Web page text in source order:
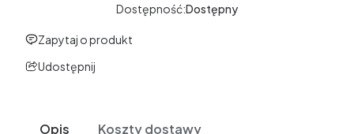
Dostępność:Dostępny
Zapytaj o produkt
Udostępnij
Opis Koszty dostawy